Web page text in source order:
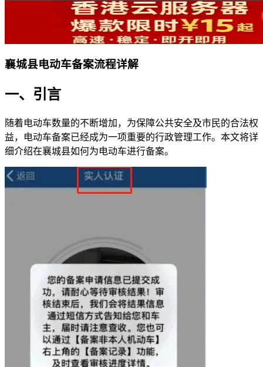
襄城县电动车备案流程详解
一、引言
随着电动车数量的不断增加，为保障公共安全及市民的合法权
益，电动车备案已经成为一项重要的行政管理工作。本文将详
细介绍在襄城县如何为电动车进行备案。